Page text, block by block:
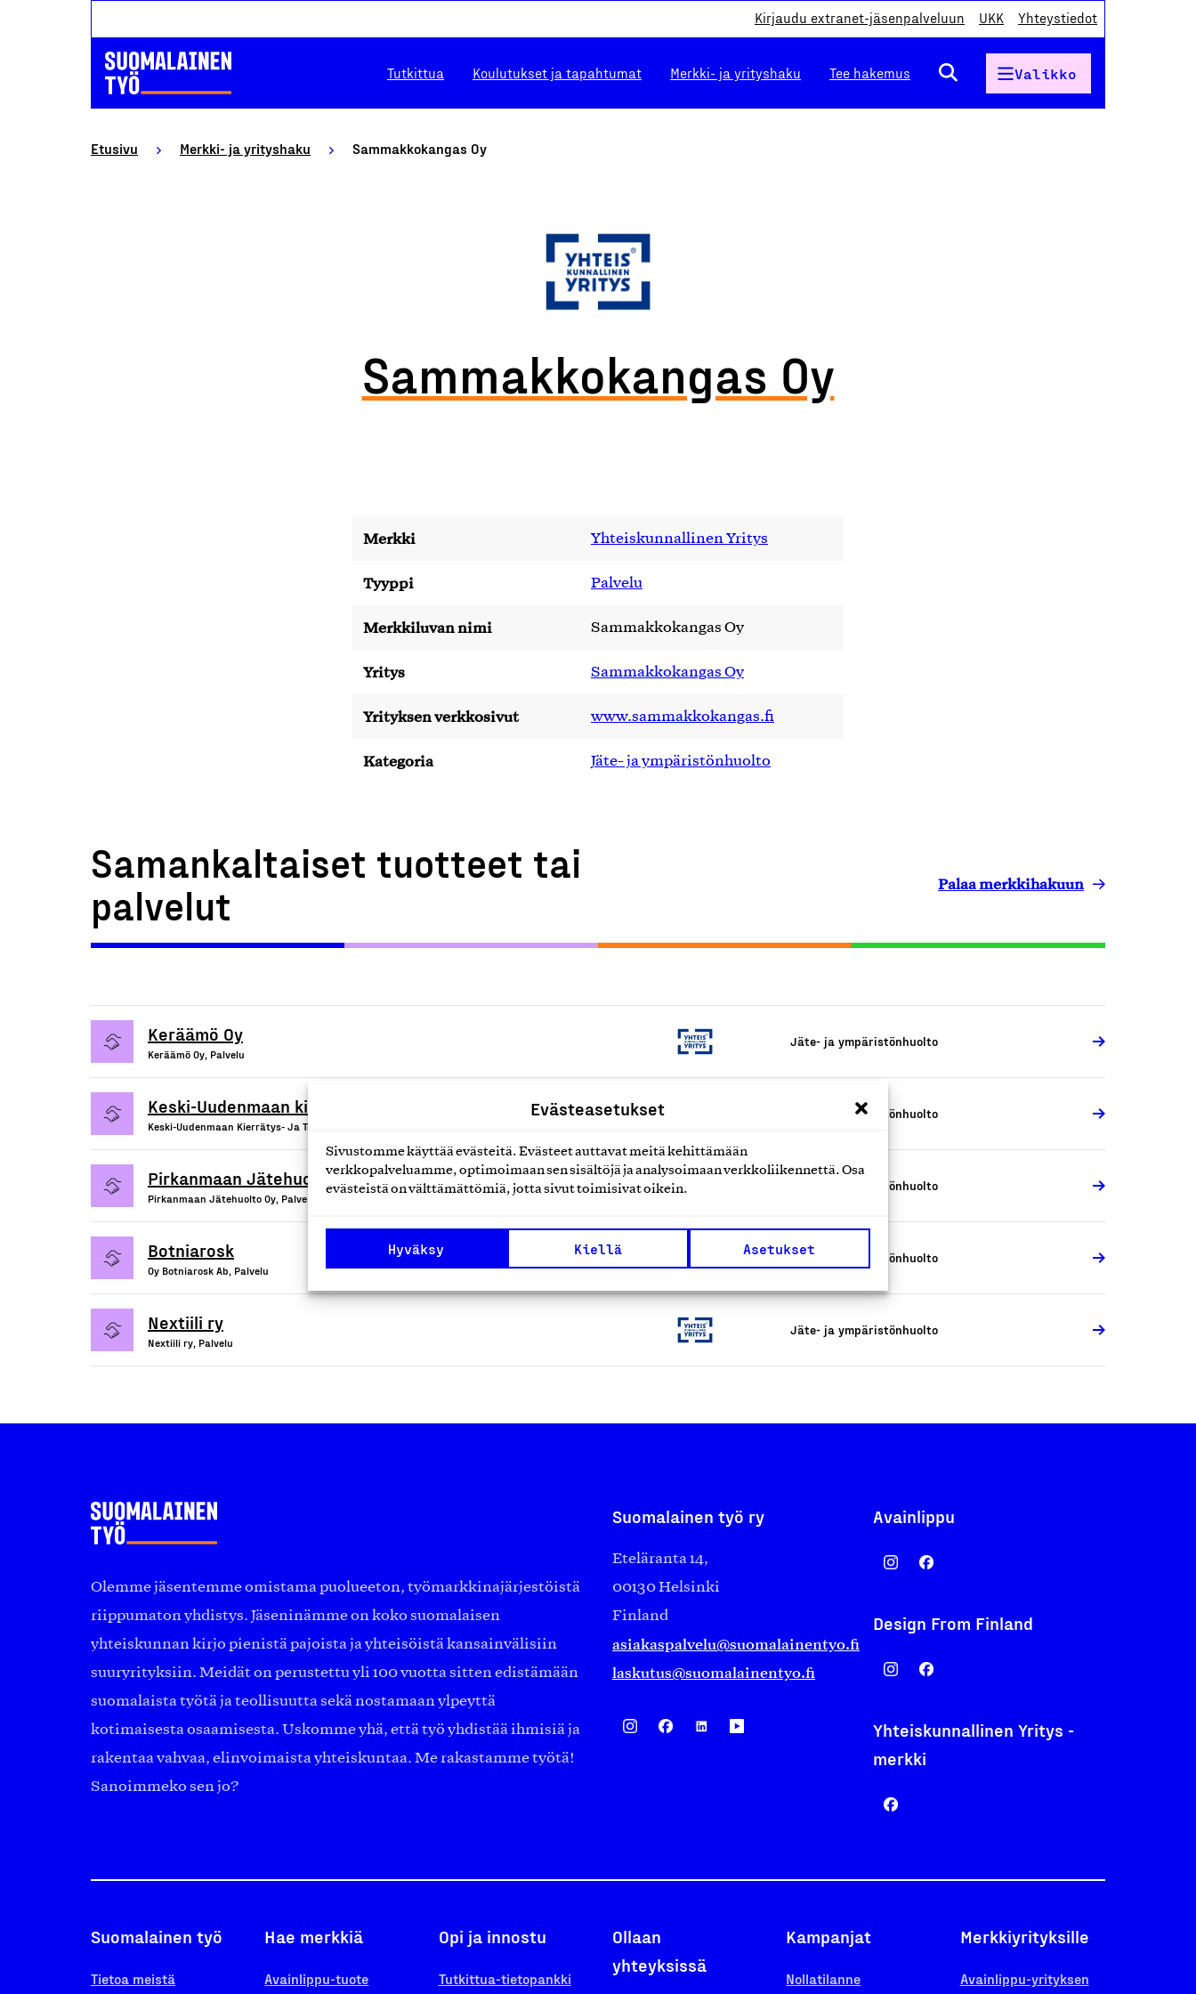
Evästeasetukset
Sivustomme käyttää evästeitä. Evästeet auttavat meitä kehittämään
verkkopalveluamme, optimoimaan sen sisältöjä ja analysoimaan verkkoliikennettä. Osa
evästeistä on välttämättömiä, jotta sivut toimisivat oikein.
Hyväksy Kiellä Asetukset
Kirjaudu extranet-jäsenpalveluun UKK Yhteystiedot
Tutkittua Koulutukset ja tapahtumat Merkki- ja yrityshaku Tee hakemus Valikko
Etusivu Merkki- ja yrityshaku Sammakkokangas Oy
Sammakkokangas Oy
Merkki Yhteiskunnallinen Yritys
Tyyppi Palvelu
Merkkiluvan nimi Sammakkokangas Oy
Yritys Sammakkokangas Oy
Yrityksen verkkosivut www.sammakkokangas.fi
Kategoria Jäte- ja ympäristönhuolto
Samankaltaiset tuotteet tai
palvelut
Palaa merkkihakuun
Keräämö Oy
Keräämö Oy, Palvelu
Jäte- ja ympäristönhuolto
Keski-Uudenmaan kierrätys- ja toimintakeskus ry
Keski-Uudenmaan Kierrätys- Ja Toimintakeskus ry, Palvelu
Jäte- ja ympäristönhuolto
Pirkanmaan Jätehuolto Oy
Pirkanmaan Jätehuolto Oy, Palvelu
Jäte- ja ympäristönhuolto
Botniarosk
Oy Botniarosk Ab, Palvelu
Jäte- ja ympäristönhuolto
Nextiili ry
Nextiili ry, Palvelu
Jäte- ja ympäristönhuolto
Olemme jäsentemme omistama puolueeton, työmarkkinajärjestöistä
riippumaton yhdistys. Jäseninämme on koko suomalaisen
yhteiskunnan kirjo pienistä pajoista ja yhteisöistä kansainvälisiin
suuryrityksiin. Meidät on perustettu yli 100 vuotta sitten edistämään
suomalaista työtä ja teollisuutta sekä nostamaan ylpeyttä
kotimaisesta osaamisesta. Uskomme yhä, että työ yhdistää ihmisiä ja
rakentaa vahvaa, elinvoimaista yhteiskuntaa. Me rakastamme työtä!
Sanoimmeko sen jo?
Suomalainen työ ry
Eteläranta 14,
00130 Helsinki
Finland
asiakaspalvelu@suomalainentyo.fi
laskutus@suomalainentyo.fi
Avainlippu
Design From Finland
Yhteiskunnallinen Yritys -
merkki
Suomalainen työ
Tietoa meistä
Hae merkkiä
Avainlippu-tuote
Opi ja innostu
Tutkittua-tietopankki
Ollaan
yhteyksissä
Kampanjat
Nollatilanne
Merkkiyrityksille
Avainlippu-yrityksen